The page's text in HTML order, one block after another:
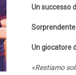
Un successo
Un giocatore
«Restiamo